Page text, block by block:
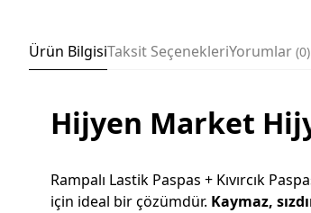
Ürün BilgisiTaksit SeçenekleriYorumlar 0
Hijyen Market
Rampalı Lastik Paspas + Kıvırcık
için ideal bir çözümdür. Kaymaz,